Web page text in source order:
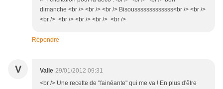
dimanche <br /> <br /> <br /> Bisousssssssssssss<br /> <br />
<br /> <br /> <br /> <br /> <br />
Répondre
V Valie 29/01/2012 09:31
<br /> Une recette de "fainéante" qui me va ! En plus d'être